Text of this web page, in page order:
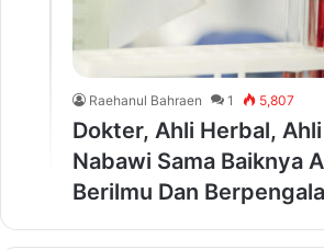
Raehanul Bahraen 1 5,807
Dokter, Ahli Herbal,
Nabawi Sama Baiknya
Berilmu Dan